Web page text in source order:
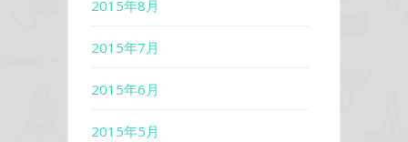
2015年8月
2015年7月
2015年6月
2015年5月